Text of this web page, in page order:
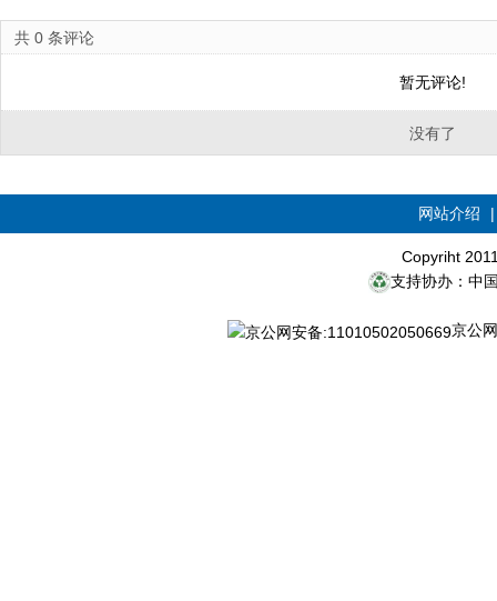
共 0 条评论
暂无评论!
没有了
网站介绍
Copyriht
支持协办：中
京公